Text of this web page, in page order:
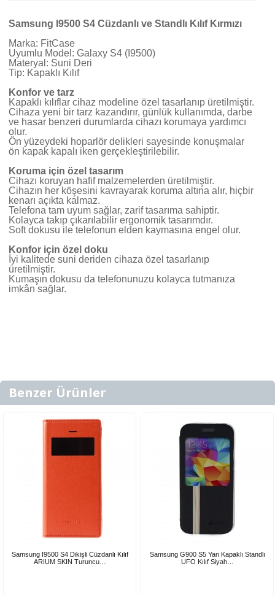
Samsung I9500 S4 Cüzdanlı ve Standlı Kılıf Kırmızı
Marka: FitCase
Uyumlu Model: Galaxy S4 (I9500)
Materyal: Suni Deri
Tip: Kapaklı Kılıf
Konfor ve tarz
Kapaklı kılıflar cihaz modeline özel tasarlanıp üretilmiştir.
Cihaza yeni bir tarz kazandırır, günlük kullanımda, darbe
ve hasar benzeri durumlarda cihazı korumaya yardımcı
olur.
Ön yüzeydeki hoparlör delikleri sayesinde konuşmalar
ön kapak kapalı iken gerçekleştirilebilir.
Koruma için özel tasarım
Cihazı koruyan hafif malzemelerden üretilmiştir.
Cihazın her köşesini kavrayarak koruma altına alır, hiçbir
kenarı açıkta kalmaz.
Telefona tam uyum sağlar, zarif tasarıma sahiptir.
Kolayca takıp çıkarılabilir ergonomik tasarımdır.
Soft dokusu ile telefonun elden kaymasına engel olur.
Konfor için özel doku
İyi kalitede suni deriden cihaza özel tasarlanıp
üretilmiştir.
Kumaşın dokusu da telefonunuzu kolayca tutmanıza
imkân sağlar.
Benzer Ürünler
Samsung I9500 S4 Dikişli Cüzdanlı Kılıf
ARIUM SKIN Turuncu…
Samsung G900 S5 Yan Kapaklı Standlı
UFO Kılıf Siyah…